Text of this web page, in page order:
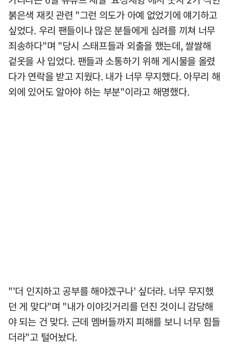
붉은색 재킷 관련 "그런 의도가 아예 없었기에 얘기하고
싶었다. 우리 팬들이나 많은 분들에게 심려를 끼쳐 너무
죄송하다"며 "당시 스태프들과 외출을 했는데, 쌀쌀해
겉옷을 사 입었다. 팬들과 소통하기 위해 게시물을 올렸
다가 연락을 받고 지웠다. 내가 너무 무지했다. 아무리 해
외에 있어도 알아야 하는 부분"이라고 해명했다.
"'더 인지하고 공부를 해야겠구나' 싶더라. 너무 무지했
던 게 맞다"며 "내가 이야깃거리를 던진 것이니 감당해
야 되는 건 맞다. 근데 멤버들까지 피해를 보니 너무 힘들
더라"고 털어놨다.